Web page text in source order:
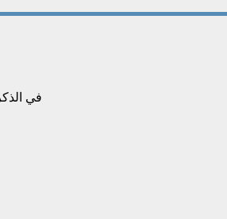
في الذكرى/١٥ لغزو العراق لماذا إنهار العراق أمام